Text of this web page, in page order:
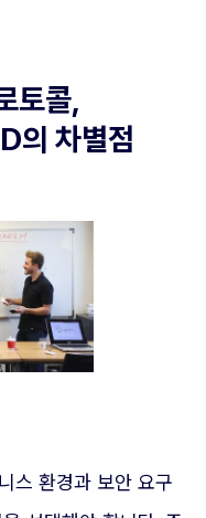
토콜,
차별점
스 환경과 보안 요구